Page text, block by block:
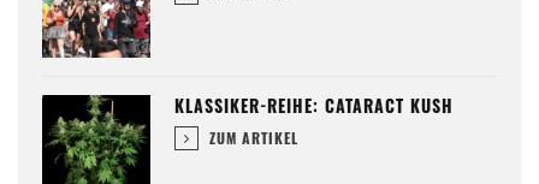
KLASSIKER-REIHE: CATARACT KUSH
ZUM ARTIKEL